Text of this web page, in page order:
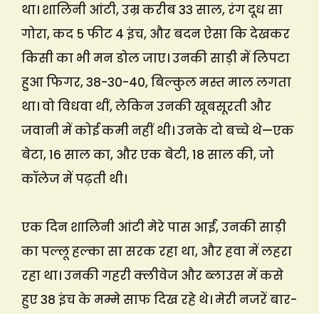
था। शालिनी आंटी, उम्र करीब 33 साल, रंग दूध सा
गोरा, कद 5 फीट 4 इंच, और बदन ऐसा कि देखकर
किसी का भी मन डोल जाए। उनकी साड़ी में लिपटा
हुआ फिगर, 38-30-40, बिल्कुल मस्त माल लगता
था। वो विधवा थीं, लेकिन उनकी खूबसूरती और
जवानी में कोई कमी नहीं थी। उनके दो बच्चे थे—एक
बेटा, 16 साल का, और एक बेटी, 18 साल की, जो
कॉलेज में पढ़ती थी।
एक दिन शालिनी आंटी मेरे पास आईं, उनकी साड़ी
का पल्लू हल्का सा सरक रहा था, और हवा में लहरा
रहा था। उनकी गहरी क्लीवेज और ब्लाउस में कसे
हुए 38 इंच के मम्मे साफ दिख रहे थे। मेरी नजरें बार-